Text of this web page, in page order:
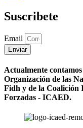
Suscribete
Email
Enviar
Actualmente
Organización de las
Fidh y de la Coalición
Forzadas - ICAED.